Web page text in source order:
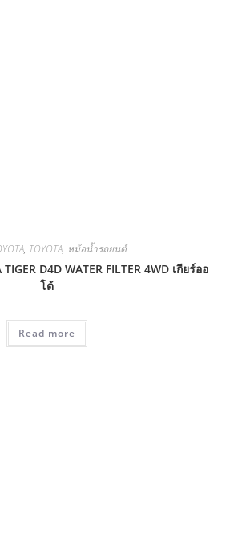
, TOYOTA, หม้อน้ำรถยนต์
D4D WATER FILTER 4WD เกียร์ออ
โต้
Read more